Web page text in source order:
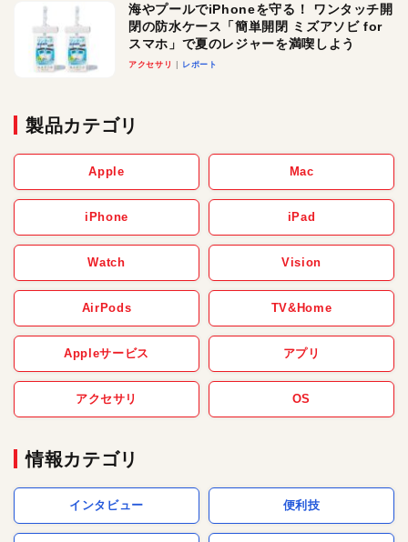
海やプールでiPhoneを守る！ ワンタッチ開
閉の防水ケース「簡単開閉 ミズアソビ for
スマホ」で夏のレジャーを満喫しよう
アクセサリ レポート
製品カテゴリ
Apple Mac
iPhone iPad
Watch Vision
AirPods TV&Home
Appleサービス アプリ
アクセサリ OS
情報カテゴリ
インタビュー 便利技